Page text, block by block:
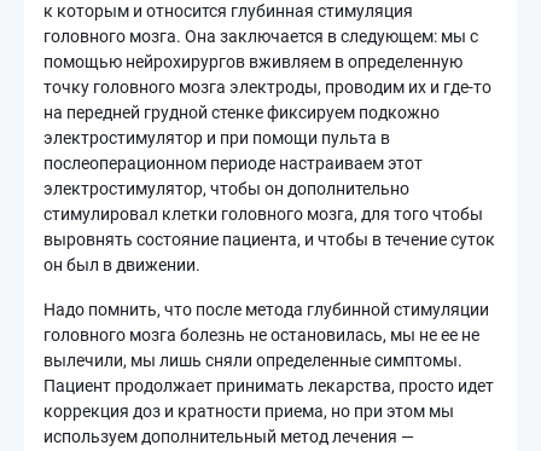
к которым и относится глубинная стимуляция
головного мозга. Она заключается в следующем: мы с
помощью нейрохирургов вживляем в определенную
точку головного мозга электроды, проводим их и где-то
на передней грудной стенке фиксируем подкожно
электростимулятор и при помощи пульта в
послеоперационном периоде настраиваем этот
электростимулятор, чтобы он дополнительно
стимулировал клетки головного мозга, для того чтобы
выровнять состояние пациента, и чтобы в течение суток
он был в движении.
Надо помнить, что после метода глубинной стимуляции
головного мозга болезнь не остановилась, мы не ее не
вылечили, мы лишь сняли определенные симптомы.
Пациент продолжает принимать лекарства, просто идет
коррекция доз и кратности приема, но при этом мы
используем дополнительный метод лечения —